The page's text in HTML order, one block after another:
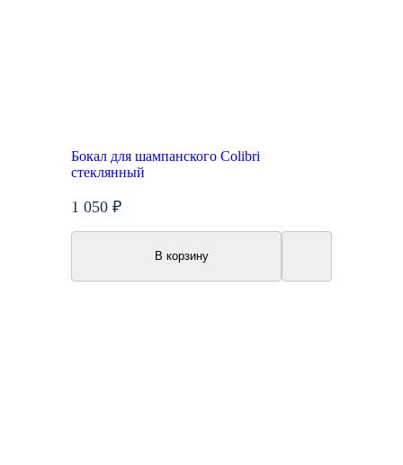
Бокал для шампанского Colibri
стеклянный
1 050 ₽
В корзину